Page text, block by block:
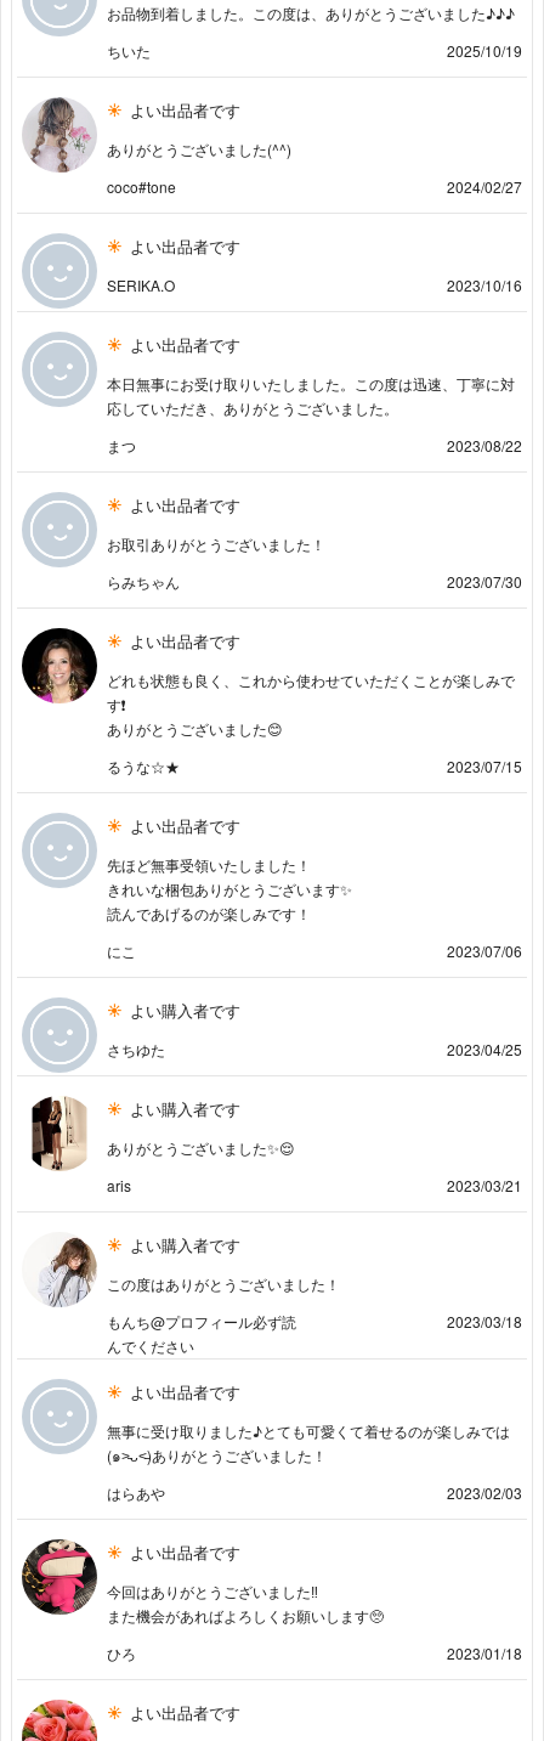
お品物到着しました。この度は、ありがとうございました♪♪♪
ちいた
2025/10/19
よい出品者です
ありがとうございました(^^)
coco#tone
2024/02/27
よい出品者です
SERIKA.O 2023/10/16
よい出品者です
本日無事にお受け取りいたしました。この度は迅速、丁寧に対
応していただき、ありがとうございました。
まつ
2023/08/22
よい出品者です
お取引ありがとうございました！
らみちゃん
2023/07/30
よい出品者です
どれも状態も良く、これから使わせていただくことが楽しみで
す❗️
ありがとうございました😊
るうな☆★
2023/07/15
よい出品者です
先ほど無事受領いたしました！
きれいな梱包ありがとうございます✨
読んであげるのが楽しみです！
にこ
2023/07/06
よい購入者です
さちゆた 2023/04/25
よい購入者です
ありがとうございました✨😌
aris
2023/03/21
よい購入者です
この度はありがとうございました！
もんち@プロフィール必ず読
んでください
2023/03/18
よい出品者です
無事に受け取りました♪とても可愛くて着せるのが楽しみでは
(๑˃̵ᴗ˂̵)ありがとうございました！
はらあや
2023/02/03
よい出品者です
今回はありがとうございました‼︎
また機会があればよろしくお願いします🥺
ひろ
2023/01/18
よい出品者です